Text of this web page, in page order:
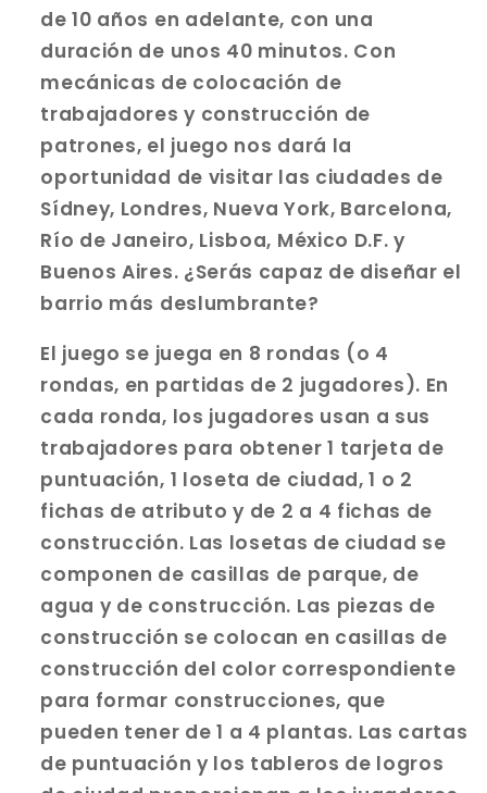
de 10 años en adelante, con una
duración de unos 40 minutos. Con
mecánicas de colocación de
trabajadores y construcción de
patrones, el juego nos dará la
oportunidad de visitar las ciudades de
Sídney, Londres, Nueva York, Barcelona,
Río de Janeiro, Lisboa, México D.F. y
Buenos Aires. ¿Serás capaz de diseñar el
barrio más deslumbrante?
El juego se juega en 8 rondas (o 4
rondas, en partidas de 2 jugadores). En
cada ronda, los jugadores usan a sus
trabajadores para obtener 1 tarjeta de
puntuación, 1 loseta de ciudad, 1 o 2
fichas de atributo y de 2 a 4 fichas de
construcción. Las losetas de ciudad se
componen de casillas de parque, de
agua y de construcción. Las piezas de
construcción se colocan en casillas de
construcción del color correspondiente
para formar construcciones, que
pueden tener de 1 a 4 plantas. Las cartas
de puntuación y los tableros de logros